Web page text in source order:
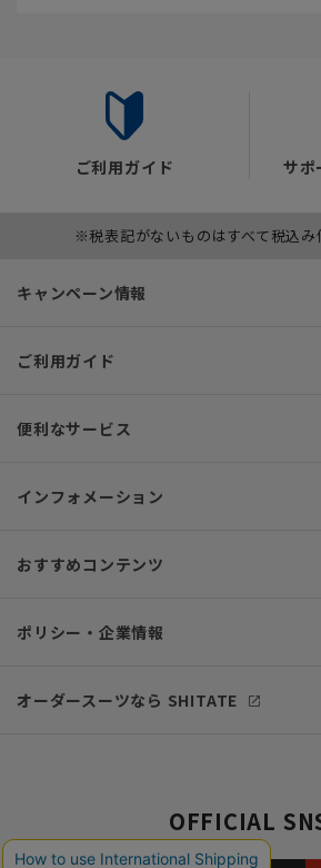
ご利用ガイド サポ
※税表記がないものはすべて税込み
キャンペーン情報
ご利用ガイド
便利なサービス
インフォメーション
おすすめコンテンツ
ポリシー・企業情報
オーダースーツなら SHITATE
OFFICIAL